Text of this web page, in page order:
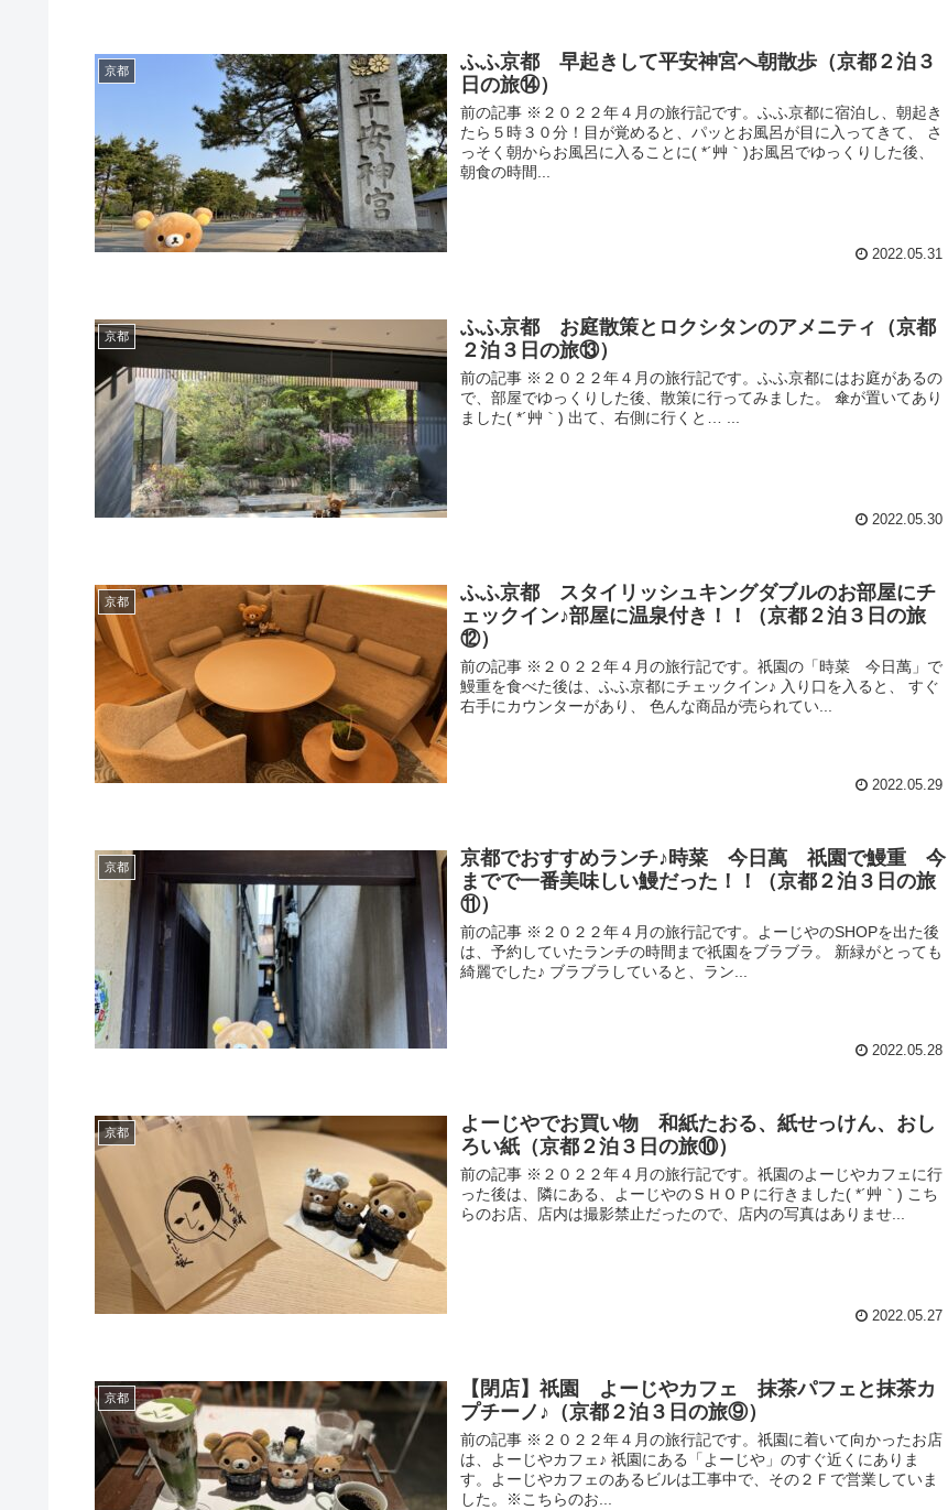
京都
ふふ京都 早起きして平安神宮へ朝散歩（京都２泊３
日の旅⑭）
前の記事 ※２０２２年４月の旅行記です。ふふ京都に宿泊し、朝起き
たら５時３０分！目が覚めると、パッとお風呂が目に入ってきて、 さ
っそく朝からお風呂に入ることに( *´艸｀)お風呂でゆっくりした後、
朝食の時間...
2022.05.31
京都
ふふ京都 お庭散策とロクシタンのアメニティ（京都
２泊３日の旅⑬）
前の記事 ※２０２２年４月の旅行記です。ふふ京都にはお庭があるの
で、部屋でゆっくりした後、散策に行ってみました。 傘が置いてあり
ました( *´艸｀) 出て、右側に行くと… ...
2022.05.30
京都
ふふ京都 スタイリッシュキングダブルのお部屋にチ
ェックイン♪部屋に温泉付き！！（京都２泊３日の旅
⑫）
前の記事 ※２０２２年４月の旅行記です。祇園の「時菜 今日萬」で
鰻重を食べた後は、ふふ京都にチェックイン♪ 入り口を入ると、 すぐ
右手にカウンターがあり、 色んな商品が売られてい...
2022.05.29
京都
京都でおすすめランチ♪時菜 今日萬 祇園で鰻重 今
までで一番美味しい鰻だった！！（京都２泊３日の旅
⑪）
前の記事 ※２０２２年４月の旅行記です。よーじやのSHOPを出た後
は、予約していたランチの時間まで祇園をブラブラ。 新緑がとっても
綺麗でした♪ ブラブラしていると、ラン...
2022.05.28
京都
よーじやでお買い物 和紙たおる、紙せっけん、おし
ろい紙（京都２泊３日の旅⑩）
前の記事 ※２０２２年４月の旅行記です。祇園のよーじやカフェに行
った後は、隣にある、よーじやのＳＨＯＰに行きました( *´艸｀) こち
らのお店、店内は撮影禁止だったので、店内の写真はありませ...
2022.05.27
京都
【閉店】祇園 よーじやカフェ 抹茶パフェと抹茶カ
プチーノ♪（京都２泊３日の旅⑨）
前の記事 ※２０２２年４月の旅行記です。祇園に着いて向かったお店
は、よーじやカフェ♪ 祇園にある「よーじや」のすぐ近くにありま
す。よーじやカフェのあるビルは工事中で、その２Ｆで営業していま
した。※こちらのお...